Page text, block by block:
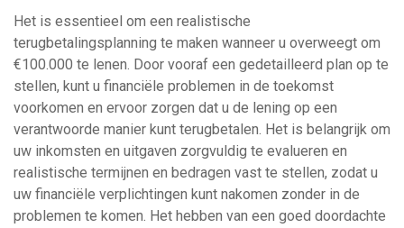
Het is essentieel om een realistische
terugbetalingsplanning te maken wanneer u overweegt om
€100.000 te lenen. Door vooraf een gedetailleerd plan op te
stellen, kunt u financiële problemen in de toekomst
voorkomen en ervoor zorgen dat u de lening op een
verantwoorde manier kunt terugbetalen. Het is belangrijk om
uw inkomsten en uitgaven zorgvuldig te evalueren en
realistische termijnen en bedragen vast te stellen, zodat u
uw financiële verplichtingen kunt nakomen zonder in de
problemen te komen. Het hebben van een goed doordachte